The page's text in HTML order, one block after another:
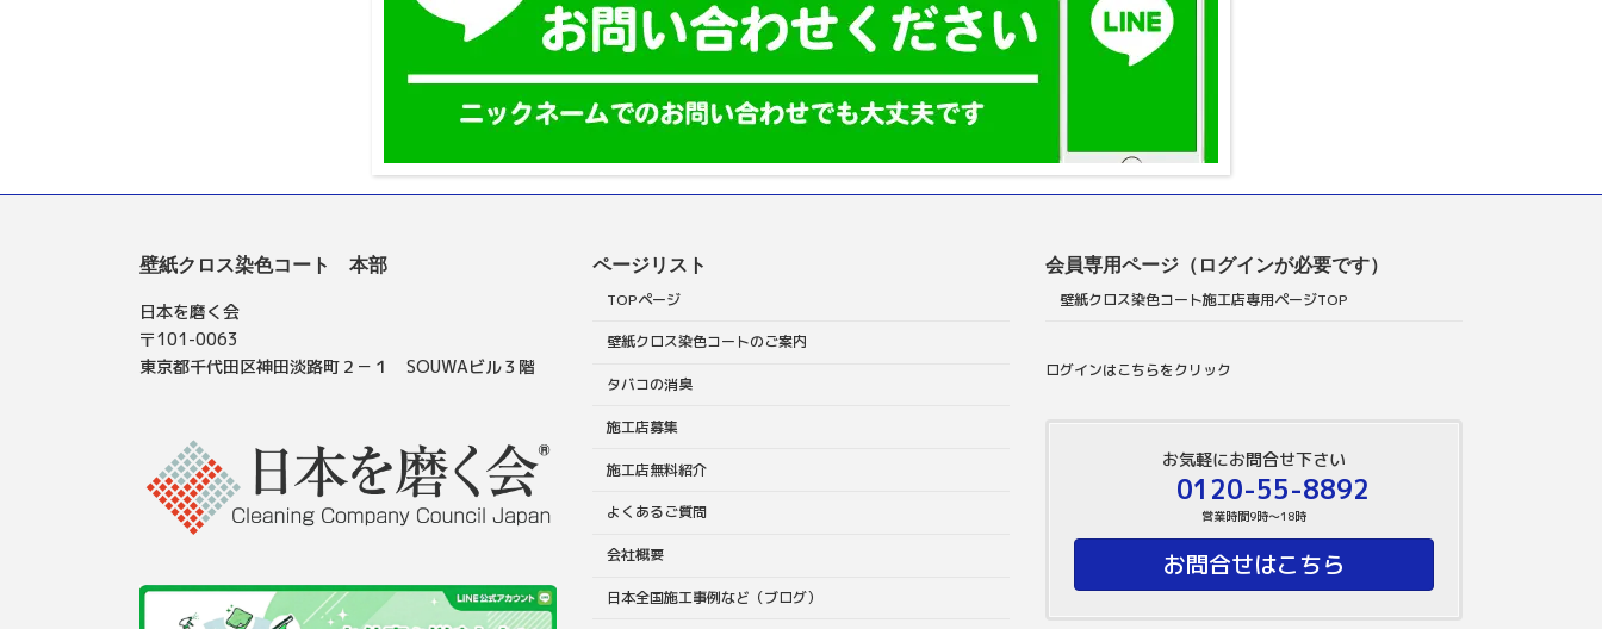
壁紙クロス染色コート 本部
日本を磨く会
〒101-0063
東京都千代田区神田淡路町２－１ SOUWAビル３階
ページリスト
TOPページ
壁紙クロス染色コートのご案内
タバコの消臭
施工店募集
施工店無料紹介
よくあるご質問
会社概要
日本全国施工事例など（ブログ）
会員専用ページ（ログインが必要です）
壁紙クロス染色コート施工店専用ページTOP
ログインはこちらをクリック
お気軽にお問合せ下さい
0120-55-8892
営業時間9時～18時
お問合せはこちら